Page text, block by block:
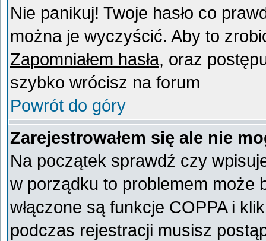
Nie panikuj! Twoje hasło co
można je wyczyścić. Aby to
Zapomniałem hasła, oraz
szybko wrócisz na forum
Powrót do góry
Zarejestrowałem się ale nie
Na początek sprawdź czy
w porządku to problemem może
włączone są funkcje COPPA i
podczas rejestracji musisz